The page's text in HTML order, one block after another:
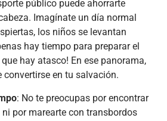
público puede ahorrarte
Imagínate un día normal
los niños se levantan
hay tiempo para preparar el
hay atasco! En ese panorama,
en tu salvación.
: No te preocupas por encontrar
por marearte con transbordos